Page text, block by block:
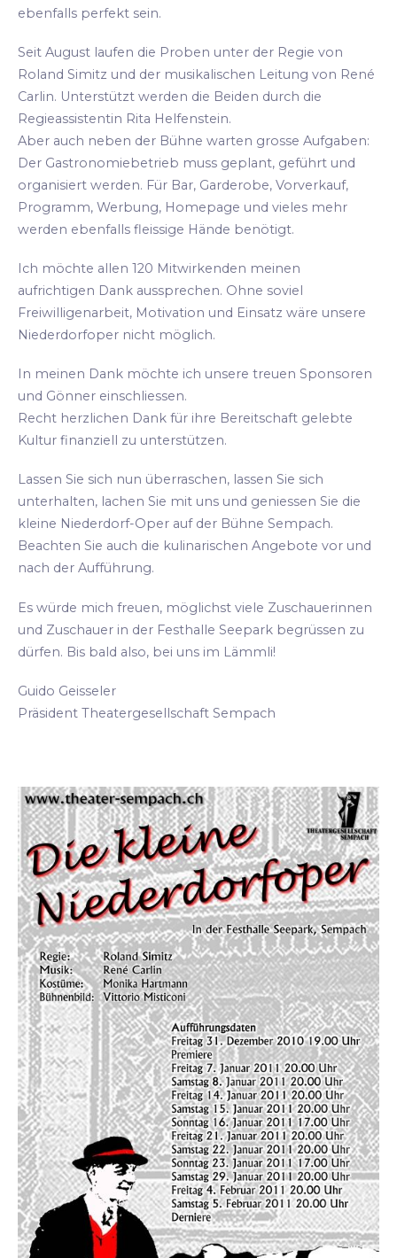
ebenfalls perfekt sein.
Seit August laufen die Proben unter der Regie von
Roland Simitz und der musikalischen Leitung von René
Carlin. Unterstützt werden die Beiden durch die
Regieassistentin Rita Helfenstein.
Aber auch neben der Bühne warten grosse Aufgaben:
Der Gastronomiebetrieb muss geplant, geführt und
organisiert werden. Für Bar, Garderobe, Vorverkauf,
Programm, Werbung, Homepage und vieles mehr
werden ebenfalls fleissige Hände benötigt.
Ich möchte allen 120 Mitwirkenden meinen
aufrichtigen Dank aussprechen. Ohne soviel
Freiwilligenarbeit, Motivation und Einsatz wäre unsere
Niederdorfoper nicht möglich.
In meinen Dank möchte ich unsere treuen Sponsoren
und Gönner einschliessen.
Recht herzlichen Dank für ihre Bereitschaft gelebte
Kultur finanziell zu unterstützen.
Lassen Sie sich nun überraschen, lassen Sie sich
unterhalten, lachen Sie mit uns und geniessen Sie die
kleine Niederdorf-Oper auf der Bühne Sempach.
Beachten Sie auch die kulinarischen Angebote vor und
nach der Aufführung.
Es würde mich freuen, möglichst viele Zuschauerinnen
und Zuschauer in der Festhalle Seepark begrüssen zu
dürfen. Bis bald also, bei uns im Lämmli!
Guido Geisseler
Präsident Theatergesellschaft Sempach